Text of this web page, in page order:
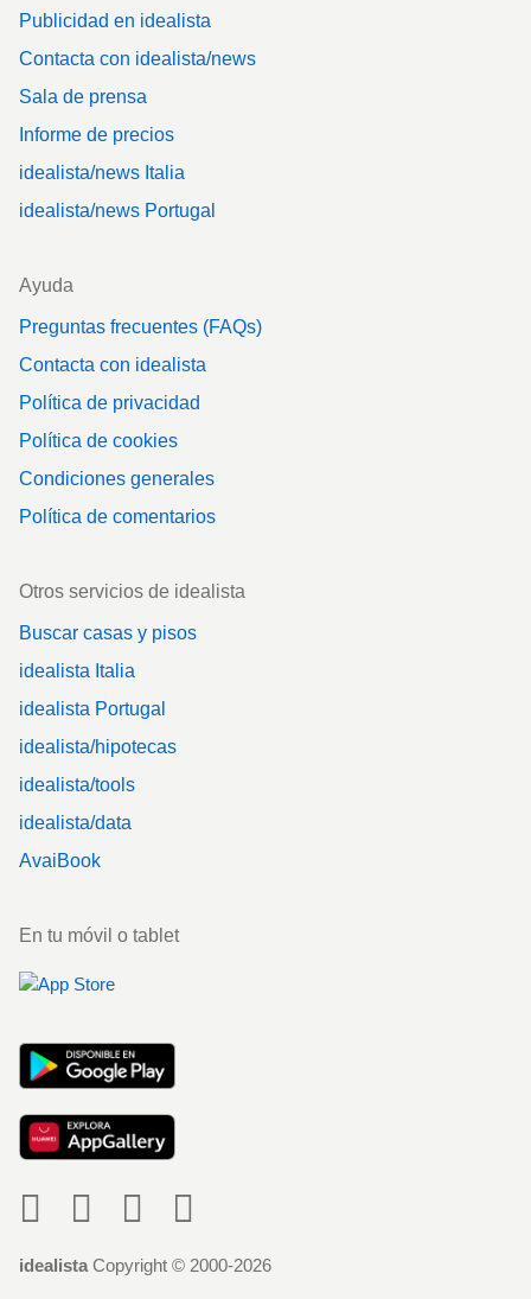
Publicidad en idealista
Contacta con idealista/news
Sala de prensa
Informe de precios
idealista/news Italia
idealista/news Portugal
Ayuda
Preguntas frecuentes (FAQs)
Contacta con idealista
Política de privacidad
Política de cookies
Condiciones generales
Política de comentarios
Otros servicios de idealista
Buscar casas y pisos
idealista Italia
idealista Portugal
idealista/hipotecas
idealista/tools
idealista/data
AvaiBook
En tu móvil o tablet
idealista Copyright © 2000-2026